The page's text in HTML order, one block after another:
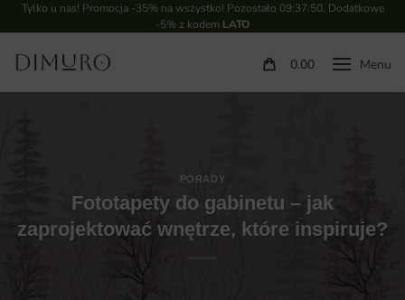
Tylko u nas! Promocja -35% na wszystko! Pozostało 09:37:49. Dodatkowe
-5% z kodem LATO
0.00
PORADY
Fototapety do gabinetu – jak
zaprojektować wnętrze, które inspiruje?